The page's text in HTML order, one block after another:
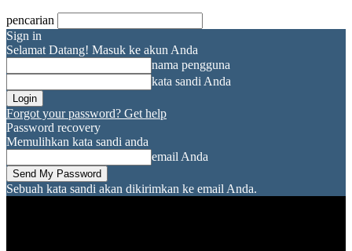
pencarian
Sign in
Selamat Datang! Masuk ke akun Anda
nama pengguna
kata sandi Anda
Forgot your password? Get help
Password recovery
Memulihkan kata sandi anda
email Anda
Sebuah kata sandi akan dikirimkan ke email Anda.